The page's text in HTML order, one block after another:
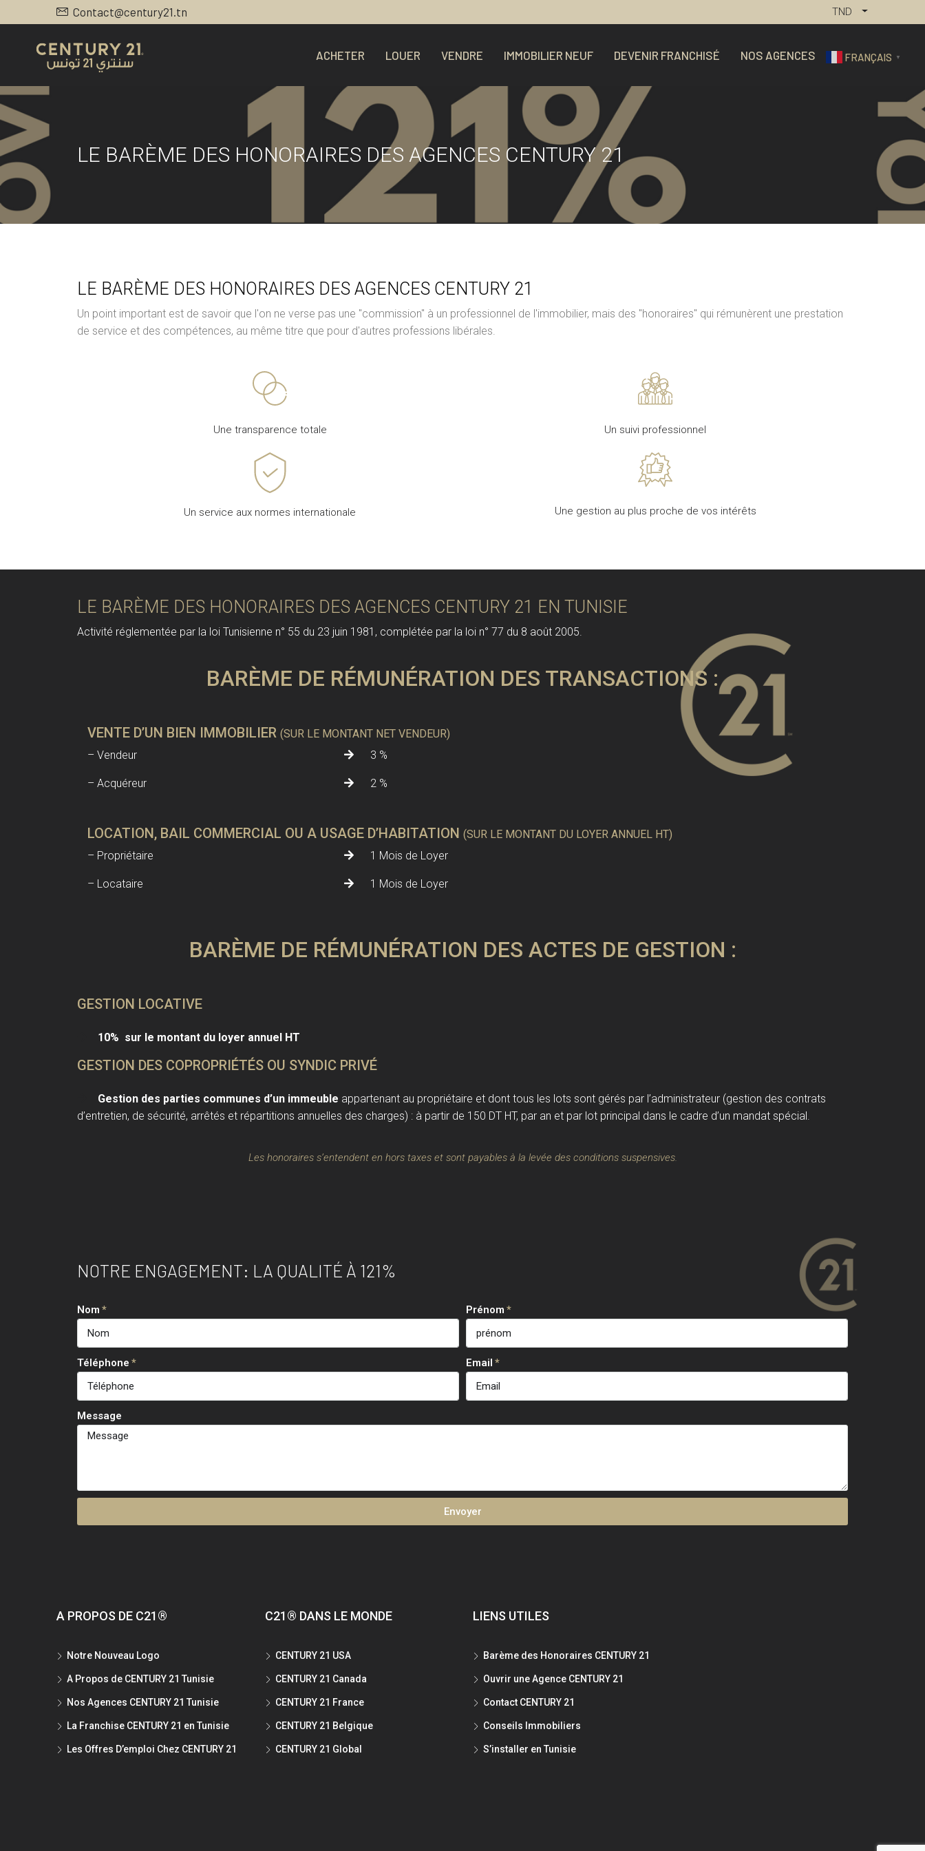
Contact@century21.tn TND
ACHETER LOUER VENDRE IMMOBILIER NEUF DEVENIR FRANCHISÉ NOS AGENCES FRANÇAIS ▼
LE BARÈME DES HONORAIRES DES AGENCES CENTURY 21
LE BARÈME DES HONORAIRES DES AGENCES CENTURY 21​
Un point important est de savoir que l'on ne verse pas une "commission" à un professionnel de l'immobilier, mais des "honoraires" qui rémunèrent une prestation
de service et des compétences, au même titre que pour d'autres professions libérales.
Une transparence totale Un suivi professionnel
Un service aux normes internationale Une gestion au plus proche de vos intérêts
LE BARÈME DES HONORAIRES DES AGENCES CENTURY 21 EN TUNISIE
Activité réglementée par la loi Tunisienne n° 55 du 23 juin 1981, complétée par la loi n° 77 du 8 août 2005.
BARÈME DE RÉMUNÉRATION DES TRANSACTIONS :
VENTE D’UN BIEN IMMOBILIER (SUR LE MONTANT NET VENDEUR)
– Vendeur
3 %
– Acquéreur 2 %
LOCATION, BAIL COMMERCIAL OU A USAGE D’HABITATION (SUR LE MONTANT DU LOYER ANNUEL HT)
– Propriétaire
1 Mois de Loyer
– Locataire 1 Mois de Loyer
BARÈME DE RÉMUNÉRATION DES ACTES DE GESTION :
GESTION LOCATIVE
10% sur le montant du loyer annuel HT
GESTION DES COPROPRIÉTÉS OU SYNDIC PRIVÉ
Gestion des parties communes d’un immeuble appartenant au propriétaire et dont tous les lots sont gérés par l’administrateur (gestion des contrats
d’entretien, de sécurité, arrêtés et répartitions annuelles des charges) : à partir de 150 DT HT, par an et par lot principal dans le cadre d’un mandat spécial.
Les honoraires s’entendent en hors taxes et sont payables à la levée des conditions suspensives.
NOTRE ENGAGEMENT: LA QUALITÉ À 121%
Nom Prénom
Téléphone Email
Message
Envoyer
A PROPOS DE C21®
Notre Nouveau Logo
A Propos de CENTURY 21 Tunisie
Nos Agences CENTURY 21 Tunisie
La Franchise CENTURY 21 en Tunisie
Les Offres D’emploi Chez CENTURY 21
C21® DANS LE MONDE
CENTURY 21 USA
CENTURY 21 Canada
CENTURY 21 France
CENTURY 21 Belgique
CENTURY 21 Global
LIENS UTILES
Barème des Honoraires CENTURY 21
Ouvrir une Agence CENTURY 21
Contact CENTURY 21
Conseils Immobiliers
S’installer en Tunisie